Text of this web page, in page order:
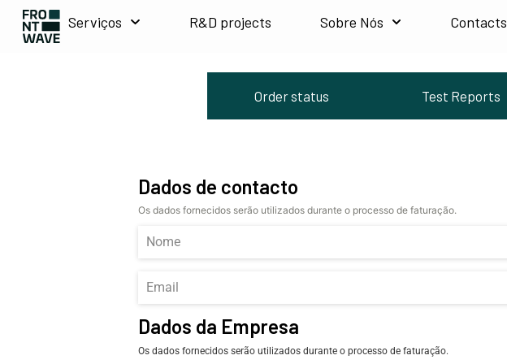
Serviços R&D projects Sobre Nós Contacts
Order status Test Reports
Dados de contacto
Os dados fornecidos serão utilizados durante o processo de faturação.
Dados da Empresa
Os dados fornecidos serão utilizados durante o processo de faturação.